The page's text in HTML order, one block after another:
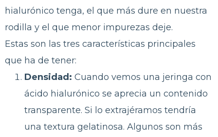
hialurónico tenga, el que más dure en nuestra
rodilla y el que menor impurezas deje.
Estas son las tres características principales
que ha de tener:
Densidad: Cuando vemos una jeringa con
ácido hialurónico se aprecia un contenido
transparente. Si lo extrajéramos tendría
una textura gelatinosa. Algunos son más